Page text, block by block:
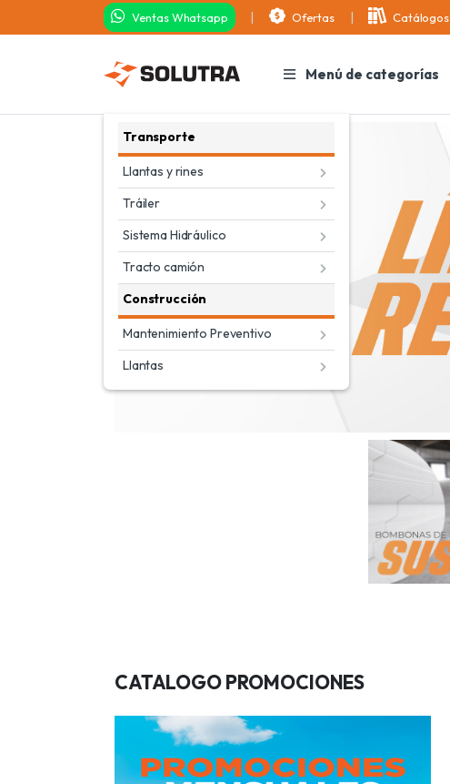
Ventas Whatsapp Ofertas Catálogos
Menú de categorías
Transporte
Llantas y rines
Tráiler
Sistema Hidráulico
Tracto camión
Construcción
Mantenimiento Preventivo
Llantas
CATALOGO PROMOCIONES